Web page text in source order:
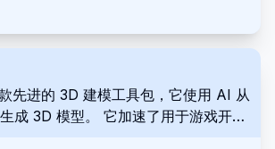
节省搜索时间，并专注于做好你最擅
先进的 3D 建模工具包，它使用 AI 从
成 3D 模型。 它加速了用于游戏开